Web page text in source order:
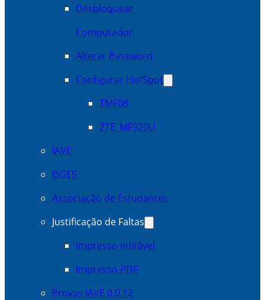
Desbloquear
Computador
Alterar Password
Configurar HotSpot
TMF08
ZTE_MF920U
IAVE
DGES
Associação de Estudantes
Justificação de Faltas
Impresso editável
Impresso PDF
Provas IAVE 0.0.12